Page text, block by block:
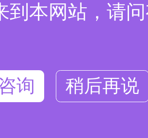
到本网站，请
询 稍后再说